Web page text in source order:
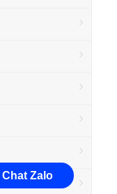
Chat Zalo